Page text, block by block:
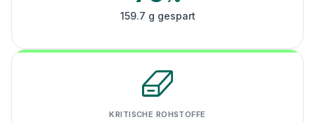
159.7 g gespart
KRITISCHE ROHSTOFFE